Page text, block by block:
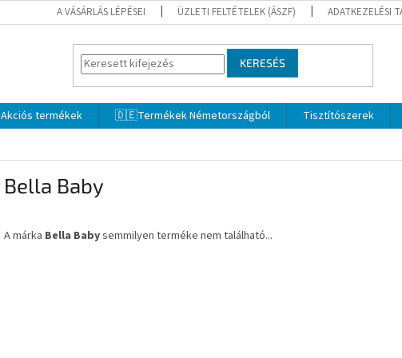
A VÁSÁRLÁS LÉPÉSEI ÜZLETI FELTÉTELEK (ÁSZF) ADATKEZELÉSI
KERESÉS
Akciós termékek 🇩🇪Termékek Németországból Tisztítószerek
Bella Baby
A márka Bella Babysemmilyen terméke nem található...